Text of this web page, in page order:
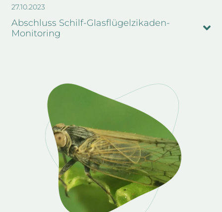
27.10.2023
Abschluss Schilf-Glasflügelzikaden-
Monitoring